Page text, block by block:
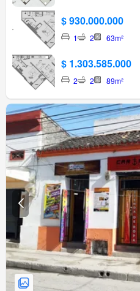
$ 930.000.000
1 2 63m²
$ 1.303.585.000
2 2 89m²